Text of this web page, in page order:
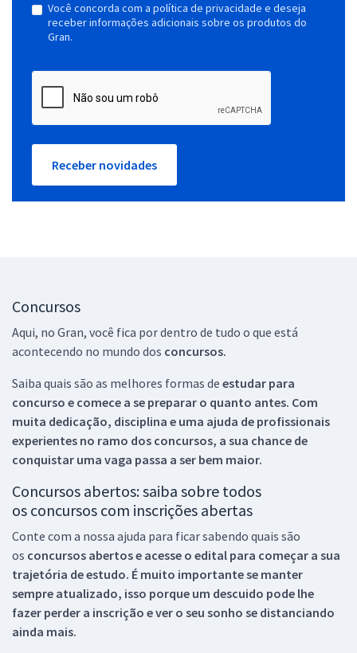
Você concorda com a política de privacidade e deseja
receber informações adicionais sobre os produtos do
Gran.
Receber novidades
Concursos
Aqui, no Gran, você fica por dentro de tudo o que está
acontecendo no mundo dos concursos.
Saiba quais são as melhores formas de estudar para
concurso e comece a se preparar o quanto antes. Com
muita dedicação, disciplina e uma ajuda de profissionais
experientes no ramo dos concursos, a sua chance de
conquistar uma vaga passa a ser bem maior.
Concursos abertos: saiba sobre todos
os concursos com inscrições abertas
Conte com a nossa ajuda para ficar sabendo quais são
os concursos abertos e acesse o edital para começar a sua
trajetória de estudo. É muito importante se manter
sempre atualizado, isso porque um descuido pode lhe
fazer perder a inscrição e ver o seu sonho se distanciando
ainda mais.